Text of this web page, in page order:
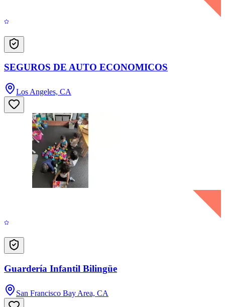
SEGUROS DE AUTO ECONOMICOS
Los Angeles, CA
Guardería Infantil Bilingüe
San Francisco Bay Area, CA